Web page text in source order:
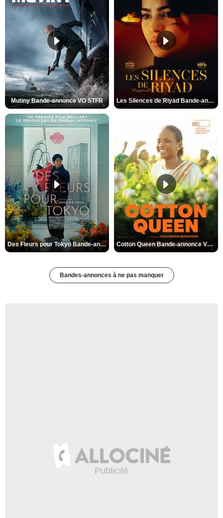
Mutiny Bande-annonce VO STFR Les Silences de Riyad Bande-annonce VO STFR
Des Fleurs pour Tokyo Bande-annonce VO STFR Cotton Queen Bande-annonce VO STFR
Bandes-annonces à ne pas manquer